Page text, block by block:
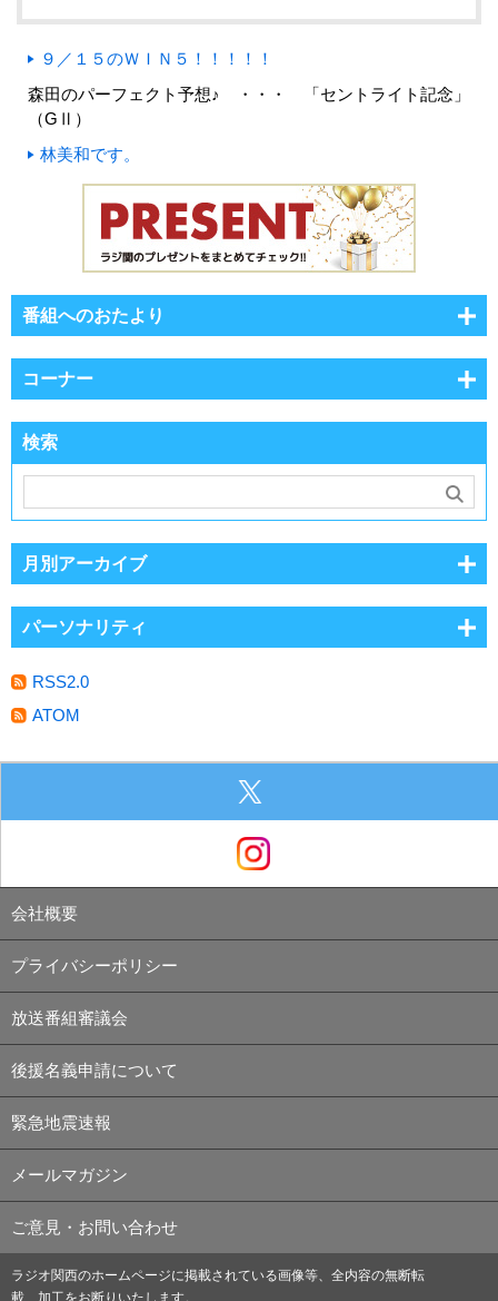
９／１５のＷＩＮ５！！！！！
森田のパーフェクト予想♪ ・・・ 「セントライト記念」
（GⅡ）
林美和です。
番組へのおたより
コーナー
検索
月別アーカイブ
パーソナリティ
RSS2.0
ATOM
会社概要
プライバシーポリシー
放送番組審議会
後援名義申請について
緊急地震速報
メールマガジン
ご意見・お問い合わせ
ラジオ関西のホームページに掲載されている画像等、全内容の無断転
載、加工をお断りいたします。